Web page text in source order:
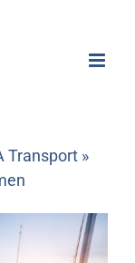
Transport »